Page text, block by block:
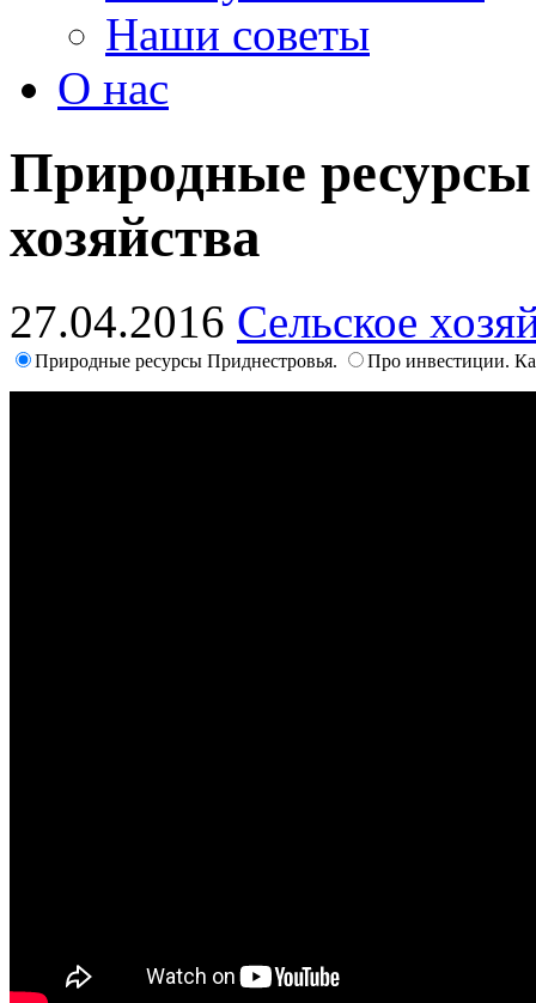
Наши советы
О нас
Природные ресурсы
хозяйства
27.04.2016 Сельское
Природные ресурсы Приднестровья. Про инвестиции.